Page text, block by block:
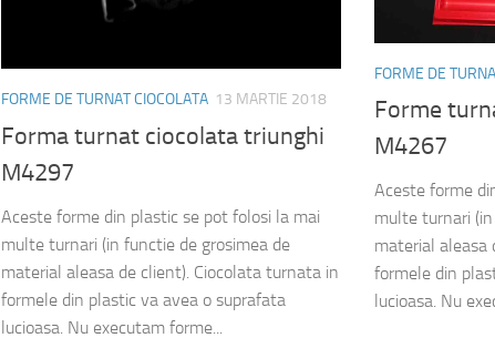
FORME DE TURNAT CIOCOLATA 13 MARTIE 2018
Forma turnat ciocolata triunghi
M4297
Aceste forme din plastic se pot folosi la mai
multe turnari (in functie de grosimea de
material aleasa de client). Ciocolata turnata in
formele din plastic va avea o suprafata
lucioasa. Nu executam forme...
FORME DE
Forme
M4267
Aceste forme
multe turnari
material aleasa
formele din
lucioasa. Nu